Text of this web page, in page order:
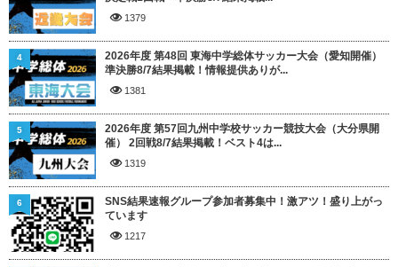
1379
2026年度 第48回 東海中学総体サッカー大会（愛知開催）
準決勝8/7結果掲載！情報提供ありが...
1381
4
2026年度 第57回九州中学校サッカー競技大会（大分県開
催） 2回戦8/7結果掲載！ベスト4は...
1319
5
SNS結果速報グループ参加者募集中！激アツ！盛り上がっ
ています
1217
6